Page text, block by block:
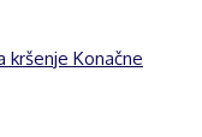
kršenje Konačne